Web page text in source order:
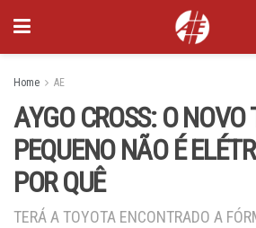
Home AE
AYGO CROSS: O NOVO
PEQUENO NÃO É
POR QUÊ
TERÁ A TOYOTA ENCONTRADO A